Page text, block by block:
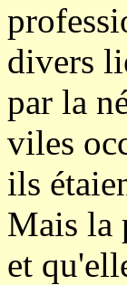
divers
par la
viles
ils
Mais la
et